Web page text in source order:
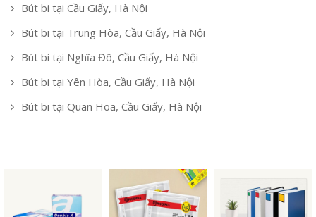
Bút bi tại Cầu Giấy, Hà Nội
Bút bi tại Trung Hòa, Cầu Giấy, Hà Nội
Bút bi tại Nghĩa Đô, Cầu Giấy, Hà Nội
Bút bi tại Yên Hòa, Cầu Giấy, Hà Nội
Bút bi tại Quan Hoa, Cầu Giấy, Hà Nội